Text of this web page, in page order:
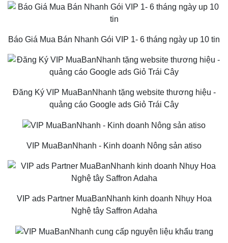
Báo Giá Mua Bán Nhanh Gói VIP 1- 6 tháng ngày up 10 tin
Đăng Ký VIP MuaBanNhanh tặng website thương hiệu -
quảng cáo Google ads Giỏ Trái Cây
VIP MuaBanNhanh - Kinh doanh Nông sản atiso
VIP ads Partner MuaBanNhanh kinh doanh Nhụy Hoa
Nghệ tây Saffron Adaha